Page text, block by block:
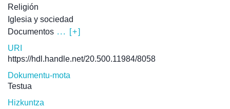
Religión
Iglesia y sociedad
Documentos ... [+]
URI
https://hdl.handle.net/20.500.11984/8058
Dokumentu-mota
Testua
Hizkuntza